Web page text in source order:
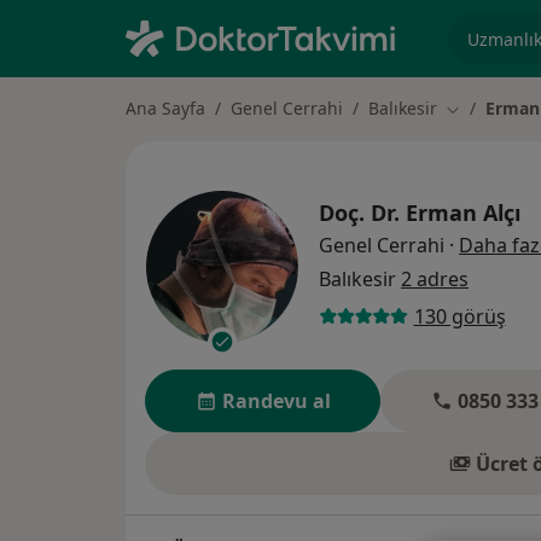
Ana Sayfa Genel Cerrahi Balıkesir ŞehirErman
Doç. Dr. Erman Alçı
Genel Cerrahi · Daha
Balıkesir2 adres
130 görüş
Randevu al 0850
Ücret